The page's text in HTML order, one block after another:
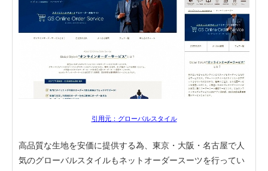
引用元：グローバルスタイル
高品質な生地を安価に提供する為、東京・大阪・名古屋で人
気のグローバルスタイルもネットオーダースーツを行ってい